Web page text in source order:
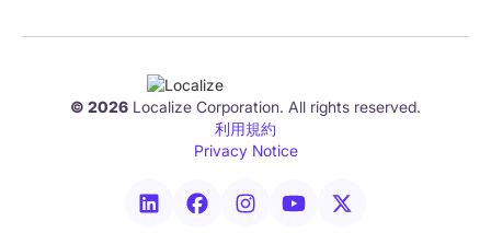
© 2026 Localize Corporation. All rights reserved.
利用規約
Privacy Notice